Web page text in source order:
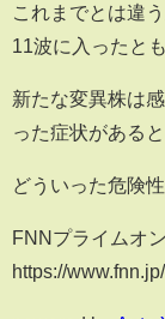
これまでとは違
11波に入ったと
新たな変異株は
った症状があると
どういった危険
FNNプライムオ
https://www.fnn.jp/